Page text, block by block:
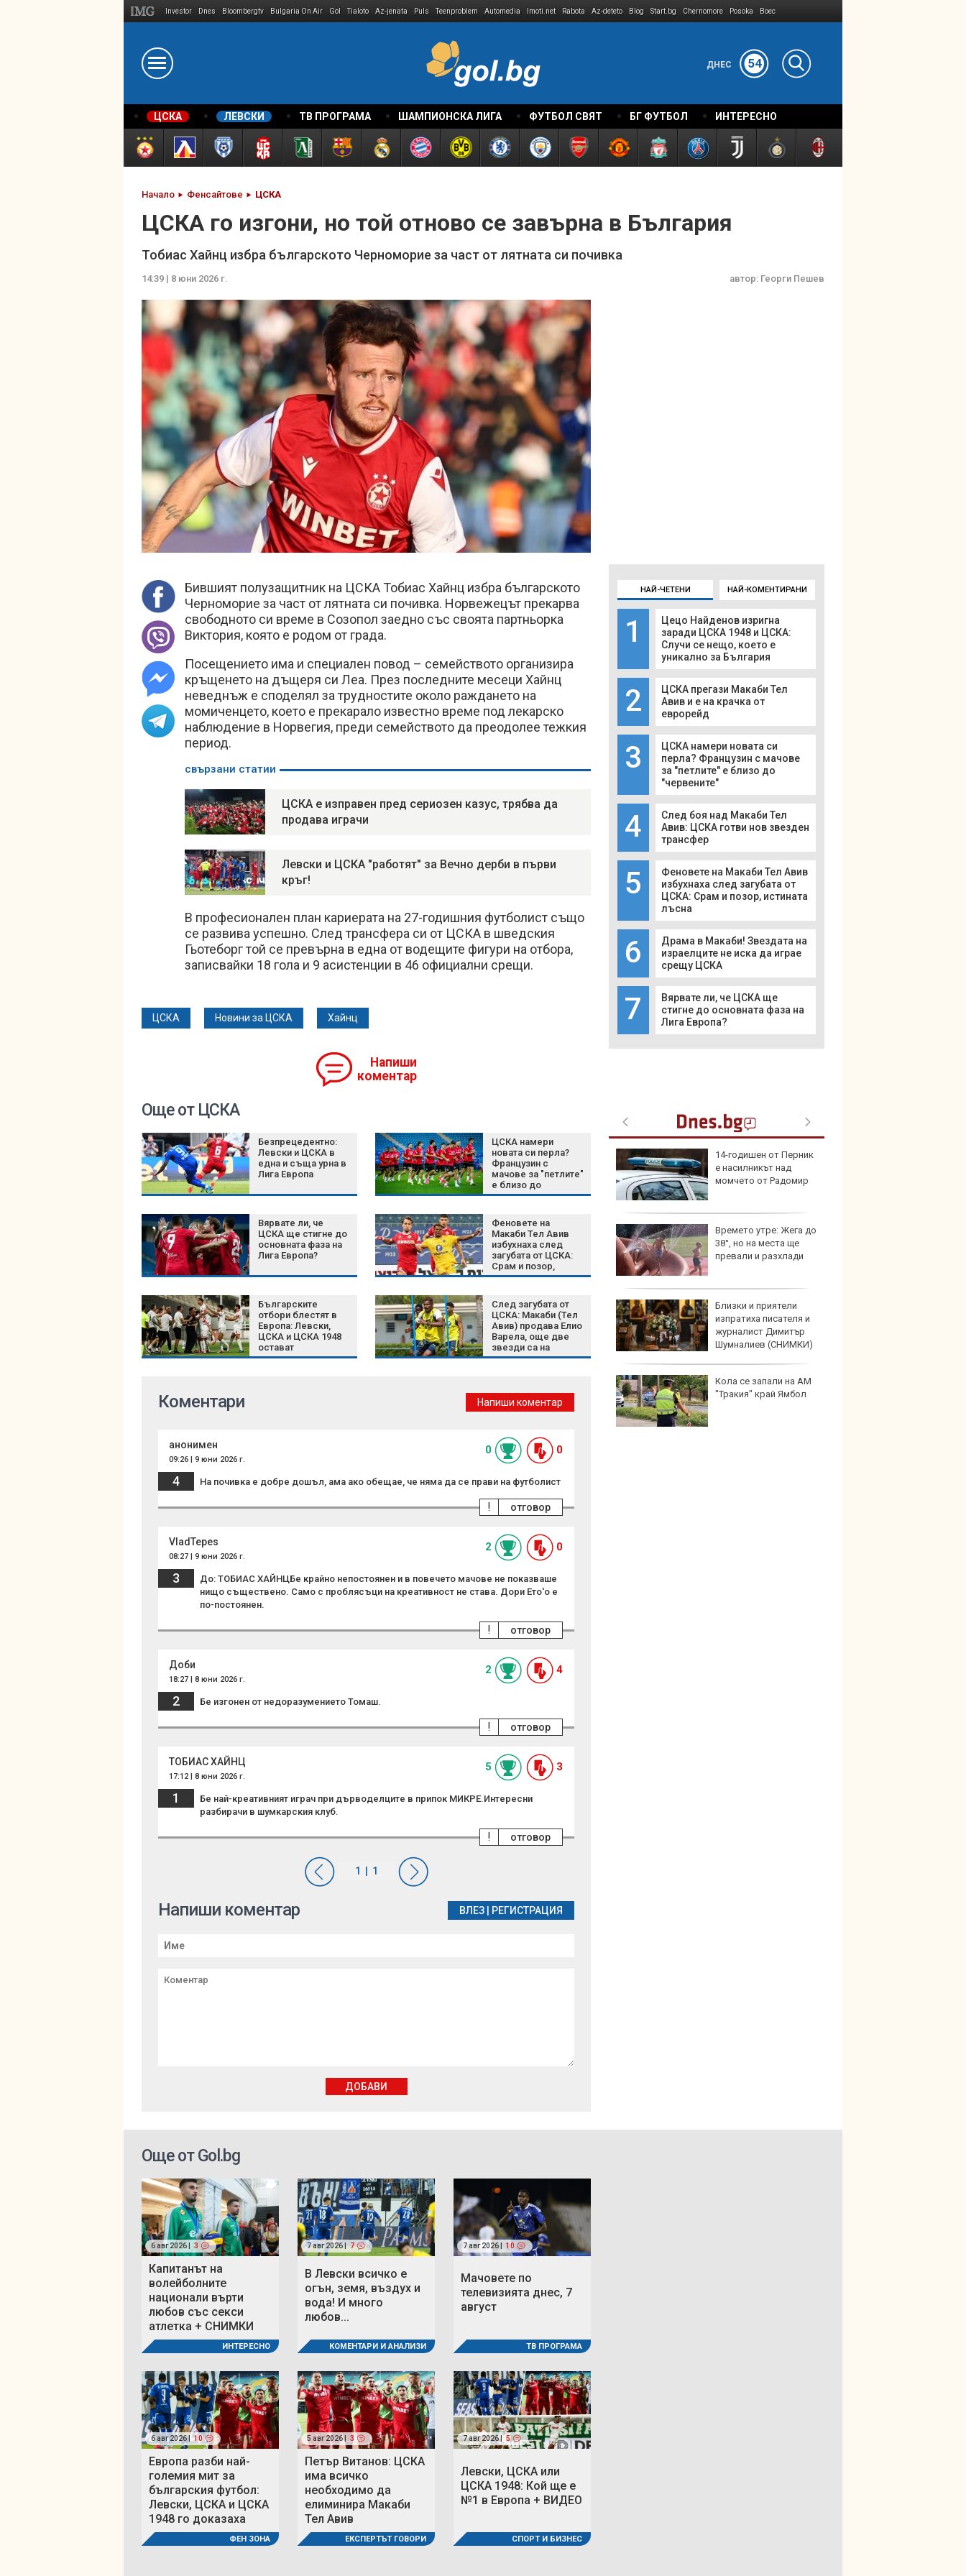
Investor Dnes Bloombergtv Bulgaria On Air Gol Tialoto Az-jenata Puls Teenproblem Automedia Imoti.net Rabota Az-deteto Blog Start.bg Chernomore Posoka Boec
ДНЕС 54
ЦСКА ЛЕВСКИ ТВ ПРОГРАМА ШАМПИОНСКА ЛИГА ФУТБОЛ СВЯТ БГ ФУТБОЛ ИНТЕРЕСНО
Начало Фенсайтове ЦСКА
ЦСКА го изгони, но той отново се завърна в България
Тобиас Хайнц избра българското Черноморие за част от лятната си почивка
14:39 | 8 юни 2026 г. автор: Георги Пешев
Бившият полузащитник на ЦСКА Тобиас Хайнц избра българското
Черноморие за част от лятната си почивка. Норвежецът прекарва
свободното си време в Созопол заедно със своята партньорка
Виктория, която е родом от града.
Посещението има и специален повод – семейството организира
кръщенето на дъщеря си Леа. През последните месеци Хайнц
неведнъж е споделял за трудностите около раждането на
момиченцето, което е прекарало известно време под лекарско
наблюдение в Норвегия, преди семейството да преодолее тежкия
период.
свързани статии
ЦСКА е изправен пред сериозен казус, трябва да
продава играчи
Левски и ЦСКА "работят" за Вечно дерби в първи
кръг!
В професионален план кариерата на 27-годишния футболист също
се развива успешно. След трансфера си от ЦСКА в шведския
Гьотеборг той се превърна в една от водещите фигури на отбора,
записвайки 18 гола и 9 асистенции в 46 официални срещи.
ЦСКА Новини за ЦСКА Хайнц
Напиши
коментар
НАЙ-ЧЕТЕНИ НАЙ-КОМЕНТИРАНИ
1
Цецо Найденов изригна
заради ЦСКА 1948 и ЦСКА:
Случи се нещо, което е
уникално за България
2
ЦСКА прегази Макаби Тел
Авив и е на крачка от
еврорейд
3
ЦСКА намери новата си
перла? Французин с мачове
за "петлите" е близо до
"червените"
4
След боя над Макаби Тел
Авив: ЦСКА готви нов звезден
трансфер
5
Феновете на Макаби Тел Авив
избухнаха след загубата от
ЦСКА: Срам и позор, истината
лъсна
6
Драма в Макаби! Звездата на
израелците не иска да играе
срещу ЦСКА
7
Вярвате ли, че ЦСКА ще
стигне до основната фаза на
Лига Европа?
Още от ЦСКА
Безпрецедентно:
Левски и ЦСКА в
една и съща урна в
Лига Европа
ЦСКА намери
новата си перла?
Французин с
мачове за "петлите"
е близо до
"червените"
Вярвате ли, че
ЦСКА ще стигне до
основната фаза на
Лига Европа?
Феновете на
Макаби Тел Авив
избухнаха след
загубата от ЦСКА:
Срам и позор,
истината лъсна
Българските
отбори блестят в
Европа: Левски,
ЦСКА и ЦСКА 1948
остават
непобедени
След загубата от
ЦСКА: Макаби (Тел
Авив) продава Елио
Варела, още две
звезди са на
изхода
Бръснали му веждите
и гасили фасове по
тялото: Младежите от
Пловдив се гаврили с
12-годишно дете е
жертва на побой и
принуда в Радомир
БАБХ и ДАНС иззеха
над 600 литра опасни
препарати в
Пловдивско
август от 19:15 часа:
Как агенти под
14-годишен от Перник
е насилникът над
момчето от Радомир
Времето утре: Жега до
38°, но на места ще
превали и разхлади
Близки и приятели
изпратиха писателя и
журналист Димитър
Шумналиев (СНИМКИ)
Кола се запали на АМ
"Тракия" край Ямбол
Коментари Напиши коментар
анонимен
09:26 | 9 юни 2026 г.
0 0
4 На почивка е добре дошъл, ама ако обещае, че няма да се прави на футболист
отговор
!
VladTepes
08:27 | 9 юни 2026 г.
2 0
3
До: ТОБИАС ХАЙНЦБе крайно непостоянен и в повечето мачове не показваше
нищо съществено. Само с проблясъци на креативност не става. Дори Ето'о е
по-постоянен.
отговор
!
Доби
18:27 | 8 юни 2026 г.
2 4
2 Бе изгонен от недоразумението Томаш.
отговор
!
ТОБИАС ХАЙНЦ
17:12 | 8 юни 2026 г.
5 3
1
Бе най-креативният играч при дърводелците в припок МИКРЕ.Интересни
разбирачи в шумкарския клуб.
отговор
!
Напиши коментар ВЛЕЗ РЕГИСТРАЦИЯ
ДОБАВИ
Още от Gol.bg
6 авг 2026 | 3
Капитанът на
волейболните
национали върти
любов със секси
атлетка + СНИМКИ
ИНТЕРЕСНО
7 авг 2026 | 7
В Левски всичко е
огън, земя, въздух и
вода! И много
любов...
КОМЕНТАРИ И АНАЛИЗИ
7 авг 2026 | 10
Мачовете по
телевизията днес, 7
август
ТВ ПРОГРАМА
6 авг 2026 | 10
Европа разби най-
големия мит за
българския футбол:
Левски, ЦСКА и ЦСКА
1948 го доказаха
ФЕН ЗОНА
5 авг 2026 | 3
Петър Витанов: ЦСКА
има всичко
необходимо да
елиминира Макаби
Тел Авив
ЕКСПЕРТЪТ ГОВОРИ
7 авг 2026 | 5
Левски, ЦСКА или
ЦСКА 1948: Кой ще е
№1 в Европа + ВИДЕО
СПОРТ И БИЗНЕС